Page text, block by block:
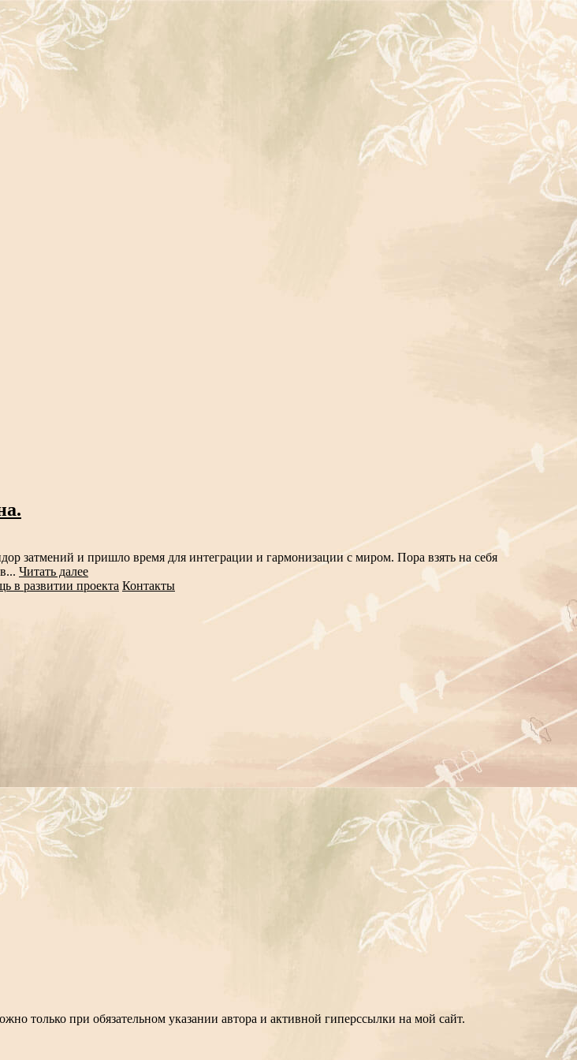
и пришло время для интеграции и гармонизации с миром. Пора взять на себя
Читать далее
в развитии проекта Контакты
только при обязательном указании автора и активной гиперссылки на мой сайт.